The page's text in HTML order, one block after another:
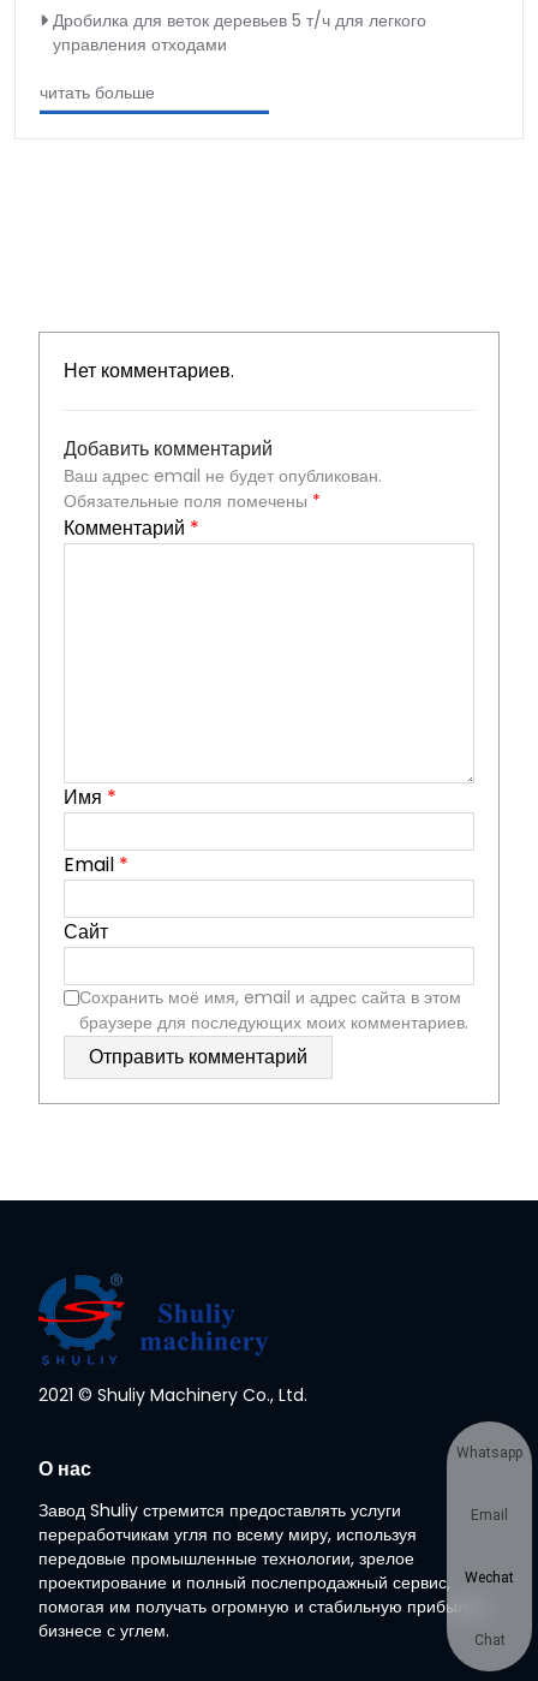
Дробилка для веток деревьев 5 т/ч для легкого
управления отходами
читать больше
Нет комментариев.
Добавить комментарий
Ваш адрес email не будет опубликован.
Обязательные поля помечены *
Комментарий *
Имя *
Email *
Сайт
Сохранить моё имя, email и адрес сайта в этом
браузере для последующих моих комментариев.
2021 © Shuliy Machinery Co., Ltd.
О нас
Завод Shuliy стремится предоставлять услуги
переработчикам угля по всему миру, используя
передовые промышленные технологии, зрелое
проектирование и полный послепродажный сервис,
помогая им получать огромную и стабильную прибыль в
бизнесе с углем.
Whatsapp
Email
Wechat
Chat